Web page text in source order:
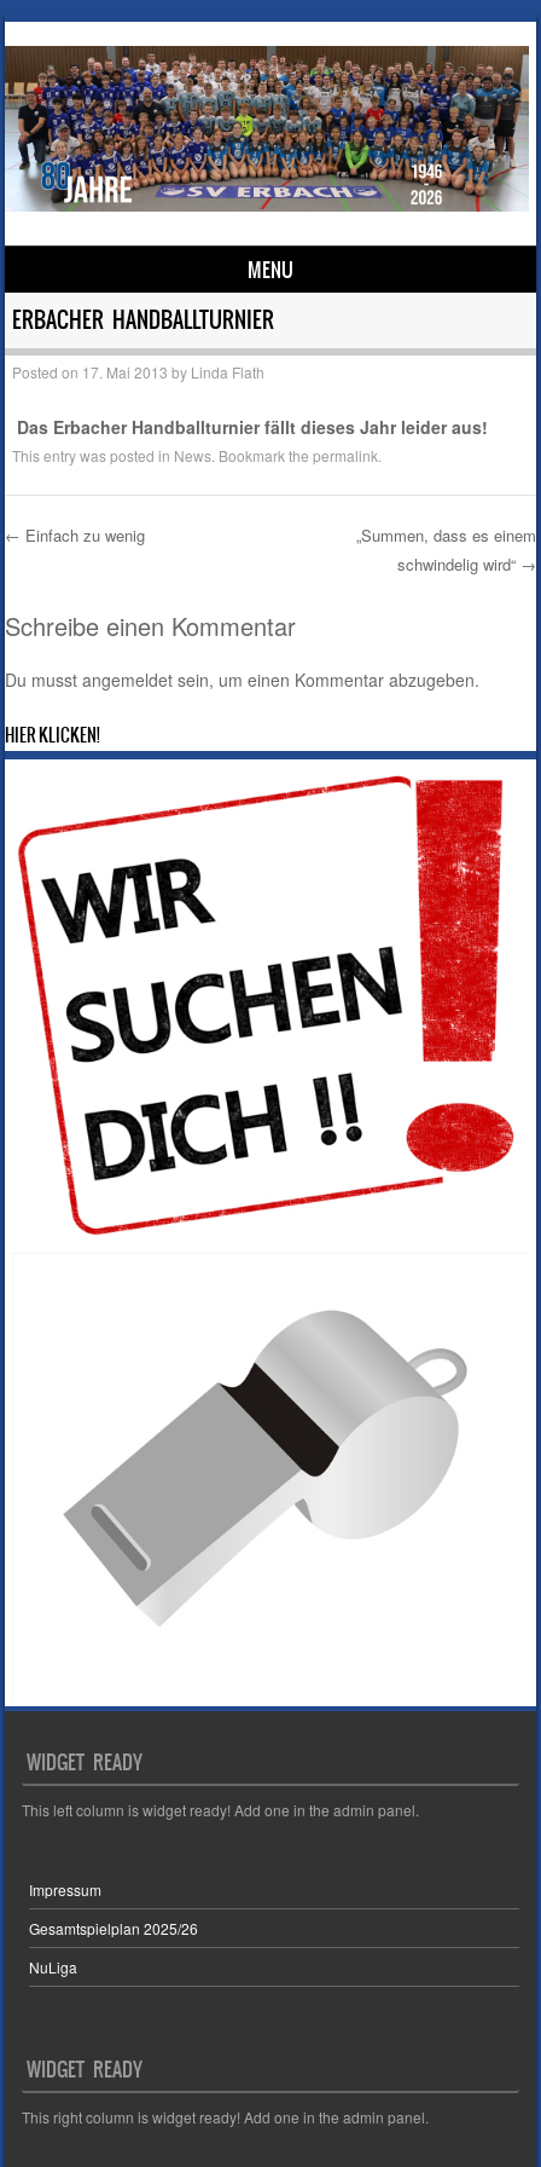
MENU
Skip to content
ERBACHER HANDBALLTURNIER
Posted on 17. Mai 2013 by Linda Flath
Das Erbacher Handballturnier fällt dieses Jahr leider aus!
This entry was posted in News . Bookmark thepermalink
← Einfach zu wenig
„Summen, dass es einem
schwindelig wird“ →
Schreibe einen Kommentar
Du musstangemeldet sein, um einen Kommentar abzugeben.
HIER KLICKEN!
WIDGET READY
This left column is widget ready! Add one in the admin panel.
Impressum
Gesamtspielplan 2025/26
NuLiga
WIDGET READY
This right column is widget ready! Add one in the admin panel.